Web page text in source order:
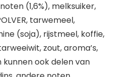
(1,6%), melksuiker,
tarwemeel,
(soja), rijstmeel, koffie,
zout, aroma’s,
ook delen van